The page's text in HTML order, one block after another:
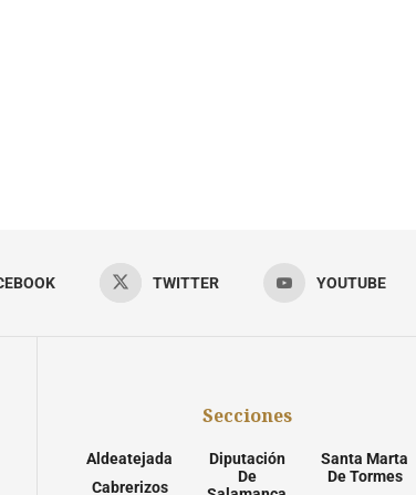
TWITTER YOUTUBE
Secciones
Aldeatejada
Cabrerizos
Diputación
De
Santa Marta
De Tormes